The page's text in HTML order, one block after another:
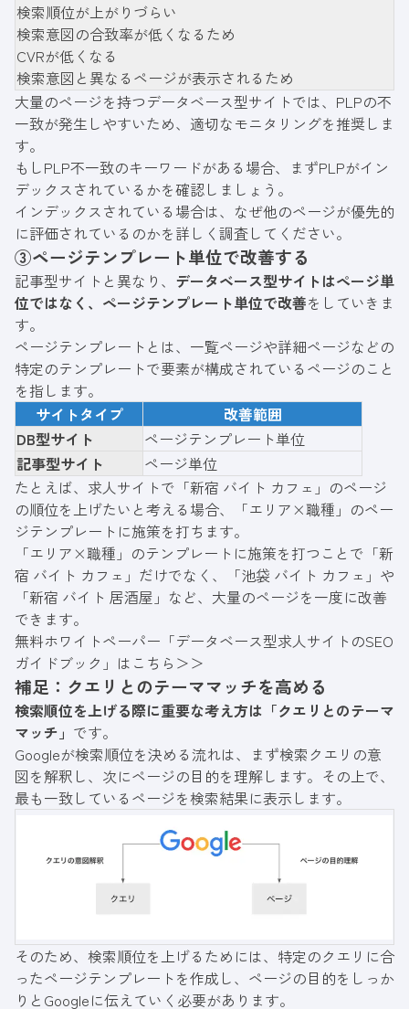
検索順位が上がりづらい
検索意図の合致率が低くなるため
CVRが低くなる
検索意図と異なるページが表示されるため
大量のページを持つデータベース型サイトでは、PLPの不
一致が発生しやすいため、適切なモニタリングを推奨しま
す。
もしPLP不一致のキーワードがある場合、まずPLPがイン
デックスされているかを確認しましょう。
インデックスされている場合は、なぜ他のページが優先的
に評価されているのかを詳しく調査してください。
③ページテンプレート単位で改善する
記事型サイトと異なり、 データベース型サイトはページ単
位ではなく、ページテンプレート単位で改善をしていきま
す。
ページテンプレートとは、一覧ページや詳細ページなどの
特定のテンプレートで要素が構成されているページのこと
を指します。
サイトタイプ
改善範囲
DB型サイト
ページテンプレート単位
記事型サイト
ページ単位
たとえば、求人サイトで「新宿 バイト カフェ」のページ
の順位を上げたいと考える場合、「エリア×職種」のペー
ジテンプレートに施策を打ちます。
「エリア×職種」のテンプレートに施策を打つことで「新
宿 バイト カフェ」だけでなく、「池袋 バイト カフェ」や
「新宿 バイト 居酒屋」など、大量のページを一度に改善
できます。
無料ホワイトペーパー「データベース型求人サイトのSEO
ガイドブック」はこちら＞＞
補足：クエリとのテーママッチを高める
検索順位を上げる際に重要な考え方は「クエリとのテーマ
マッチ」 です。
Googleが検索順位を決める流れは、まず検索クエリの意
図を解釈し、次にページの目的を理解します。その上で、
最も一致しているページを検索結果に表示します。
そのため、検索順位を上げるためには、特定のクエリに合
ったページテンプレートを作成し、ページの目的をしっか
りとGoogleに伝えていく必要があります。